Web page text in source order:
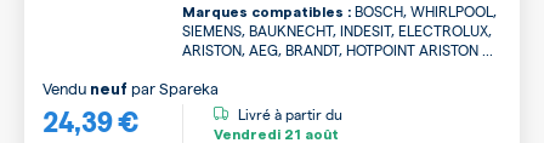
Marques compatibles : BOSCH, WHIRLPOOL,
SIEMENS, BAUKNECHT, INDESIT, ELECTROLUX,
ARISTON, AEG, BRANDT, HOTPOINT ARISTON ...
24,39 €
Vendu neuf parSpareka
Livré à partir du
Vendredi 21 août